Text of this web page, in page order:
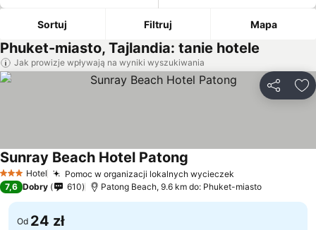
Sortuj Filtruj Mapa
Phuket-miasto, Tajlandia: tanie hotele
Jak prowizje wpływają na wyniki wyszukiwania
3 Kategoria
Hotel Pomoc w organizacji lokalnych wycieczek
Sunray Beach Hotel Patong
7,6 Dobry 610 Patong Beach, 9.6 km do: Phuket-miasto
Od 24 zł